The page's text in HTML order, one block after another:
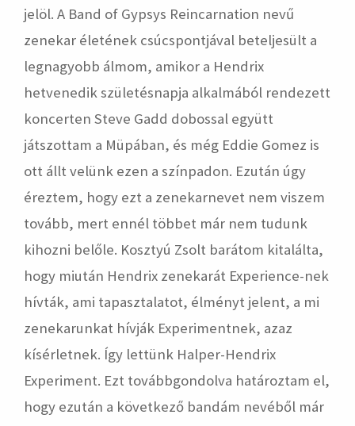
jelöl. A Band of Gypsys Reincarnation nevű
zenekar életének csúcspontjával beteljesült a
legnagyobb álmom, amikor a Hendrix
hetvenedik születésnapja alkalmából rendezett
koncerten Steve Gadd dobossal együtt
játszottam a Müpában, és még Eddie Gomez is
ott állt velünk ezen a színpadon. Ezután úgy
éreztem, hogy ezt a zenekarnevet nem viszem
tovább, mert ennél többet már nem tudunk
kihozni belőle. Kosztyú Zsolt barátom kitalálta,
hogy miután Hendrix zenekarát Experience-nek
hívták, ami tapasztalatot, élményt jelent, a mi
zenekarunkat hívják Experimentnek, azaz
kísérletnek. Így lettünk Halper-Hendrix
Experiment. Ezt továbbgondolva határoztam el,
hogy ezután a következő bandám nevéből már